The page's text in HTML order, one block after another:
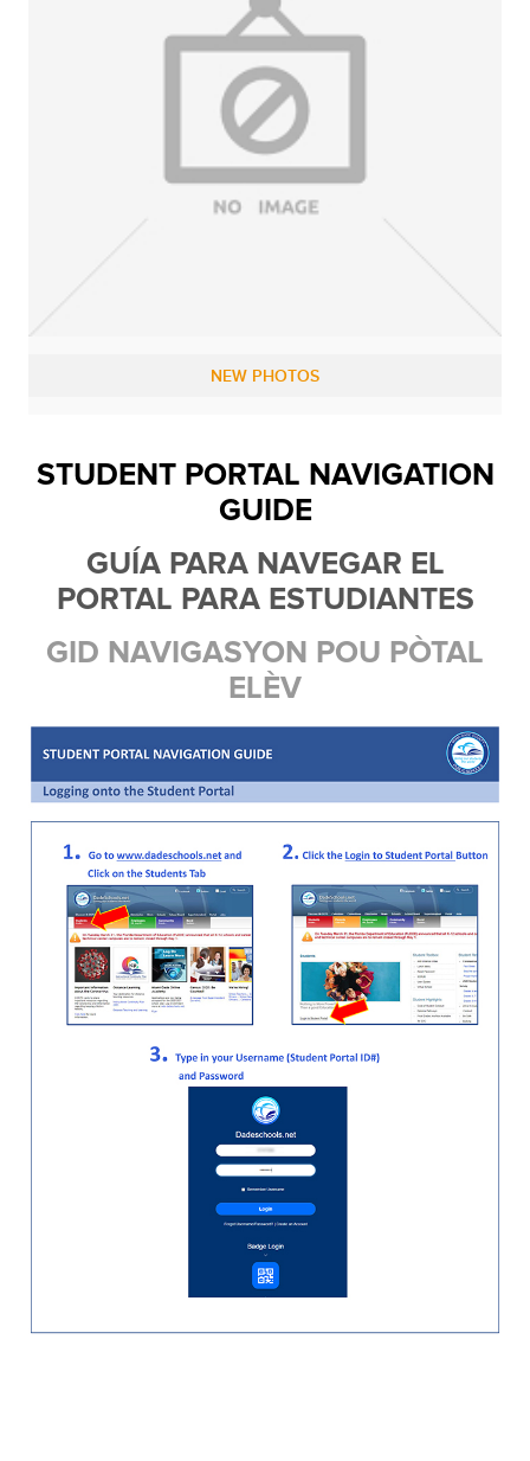
NEW PHOTOS
STUDENT PORTAL NAVIGATION
GUIDE
GUÍA PARA NAVEGAR EL
PORTAL PARA ESTUDIANTES
GID NAVIGASYON POU PÒTAL
EL ÈV